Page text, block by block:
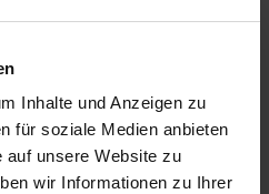
Inhalte und Anzeigen zu
für soziale Medien anbieten
auf unsere Website zu
wir Informationen zu Ihrer
herunter: